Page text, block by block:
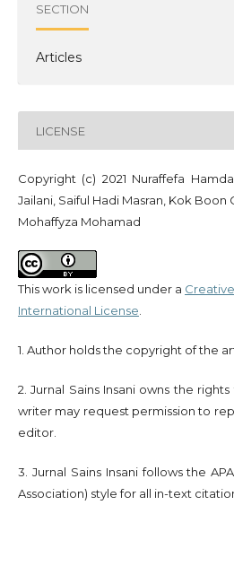
SECTION
Articles
LICENSE
Copyright (c) 2021 Nuraffefa
Jailani, Saiful Hadi Masran, Kok Boon
Mohaffyza Mohamad
This work is licensed under a
International License
1. Author holds the copyright of the
2. Jurnal Sains Insani owns the
writer may request permission to
editor.
3. Jurnal Sains Insani follows the
Association) style for all in-text